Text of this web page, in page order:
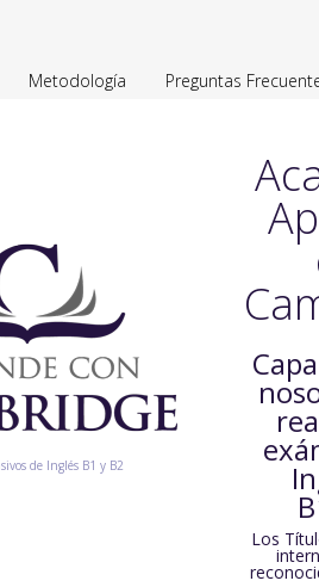
Metodología Preguntas
de Inglés B1 y B2
Los